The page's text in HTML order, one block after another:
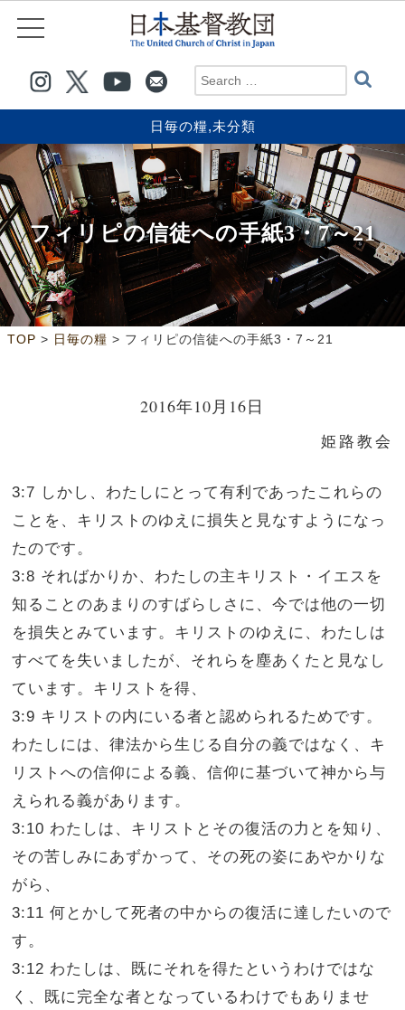
日毎の糧,未分類
フィリピの信徒への手紙3・7～21
TOP > 日毎の糧 > フィリピの信徒への手紙3・7～21
2016年10月16日
姫路教会
3:7 しかし、わたしにとって有利であったこれらの
ことを、キリストのゆえに損失と見なすようになっ
たのです。
3:8 そればかりか、わたしの主キリスト・イエスを
知ることのあまりのすばらしさに、今では他の一切
を損失とみています。キリストのゆえに、わたしは
すべてを失いましたが、それらを塵あくたと見なし
ています。キリストを得、
3:9 キリストの内にいる者と認められるためです。
わたしには、律法から生じる自分の義ではなく、キ
リストへの信仰による義、信仰に基づいて神から与
えられる義があります。
3:10 わたしは、キリストとその復活の力とを知り、
その苦しみにあずかって、その死の姿にあやかりな
がら、
3:11 何とかして死者の中からの復活に達したいので
す。
3:12 わたしは、既にそれを得たというわけではな
く、既に完全な者となっているわけでもありませ